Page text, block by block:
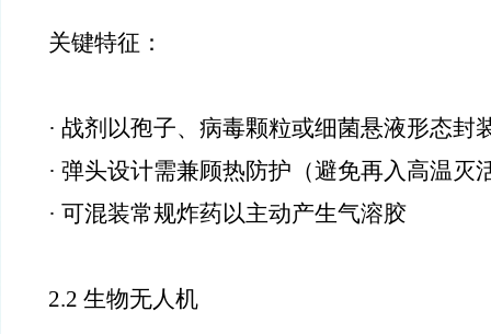
关键特征：
· 战剂以孢子、病毒颗粒或细菌悬液形态封
· 弹头设计需兼顾热防护（避免再入高温灭
· 可混装常规炸药以主动产生气溶胶
2.2 生物无人机